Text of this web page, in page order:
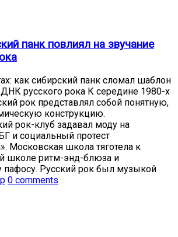
панк повлиял на звучание
как сибирский панк сломал шаблон
русского рока К середине 1980-х
рок представлял собой понятную,
конструкцию.
рок-клуб задавал моду на
и социальный протест
Московская школа тяготела к
школе ритм-энд-блюза и
пафосу. Русский рок был музыкой
0 comments